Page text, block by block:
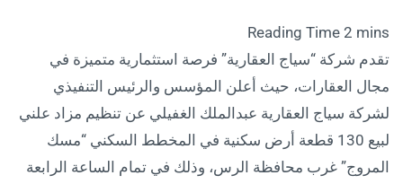
تقدم شركة “سياج العقارية” فرصة استثمارية متميزة في
مجال العقارات، حيث أعلن المؤسس والرئيس التنفيذي
لشركة سياج العقارية عبدالملك الغفيلي عن تنظيم مزاد علني
لبيع 130 قطعة أرض سكنية في المخطط السكني “مسك
المروج” غرب محافظة الرس، وذلك في تمام الساعة الرابعة